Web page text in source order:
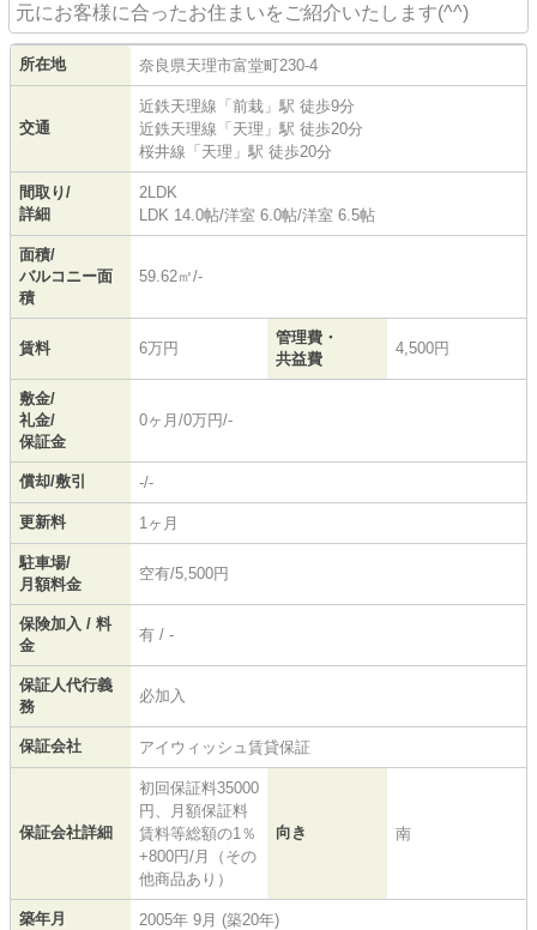
元にお客様に合ったお住まいをご紹介いたします(^^)
所在地 奈良県天理市富堂町230-4
交通
近鉄天理線 「 前栽 」駅 徒歩9分
近鉄天理線 「 天理 」駅 徒歩20分
桜井線 「 天理 」駅 徒歩20分
間取り/
詳細
2LDK
LDK 14.0帖/洋室 6.0帖/洋室 6.5帖
面積/
バルコニー面
積
59.62㎡/-
賃料 6万円
管理費・
共益費
4,500円
敷金/
礼金/
保証金
0ヶ月/0万円/-
償却/敷引 -/-
更新料 1ヶ月
駐車場/
月額料金
空有/5,500円
保険加入 / 料
金
有 / -
保証人代行義
務
必加入
保証会社 アイウィッシュ賃貸保証
保証会社詳細
初回保証料35000
円、月額保証料
賃料等総額の1％
+800円/月（その
他商品あり）
向き 南
築年月 2005年 9月 (築20年)